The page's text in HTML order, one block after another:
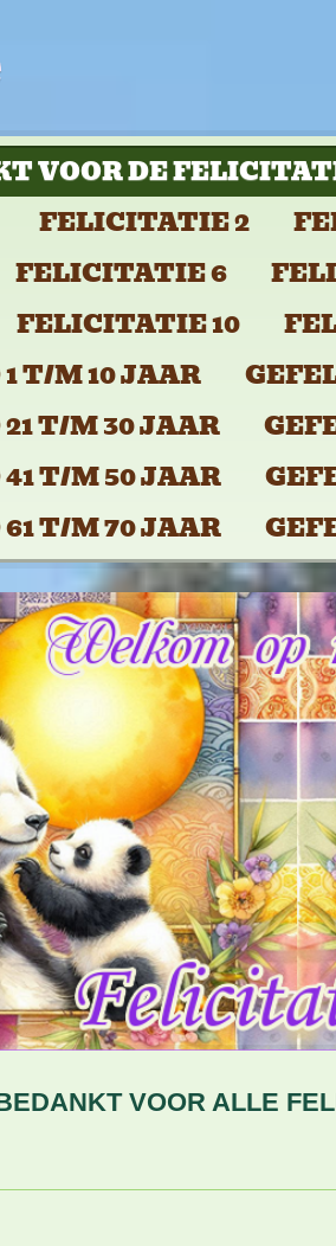
VOOR DE
FELICITATIE 2
FELICITATIE 6
FELICITATIE 10
T/M 10 JAAR
T/M 30 JAAR
T/M 50 JAAR
T/M 70 JAAR
ALLE